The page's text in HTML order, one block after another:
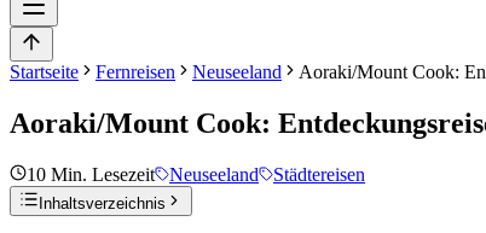
Startseite Fernreisen Neuseeland Aoraki/Mount Cook:
Aoraki/Mount Cook:
10 Min. Lesezeit Neuseeland Städtereisen
Inhaltsverzeichnis